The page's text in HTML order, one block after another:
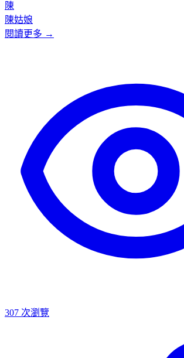
理賠上的顯著優勢，為患者提供安全可靠的
陳
陳姑娘
閱讀更多 →
307 次瀏覽